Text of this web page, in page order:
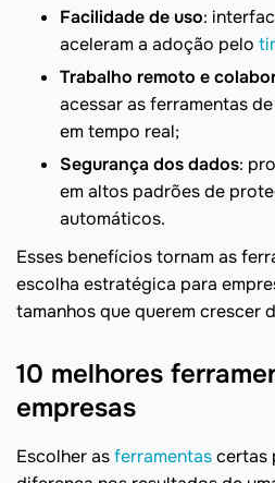
Facilidade de uso:
aceleram a adoção pelo
Trabalho remoto e
acessar as ferramentas
em tempo real;
Segurança dos dados:
em altos padrões de
automáticos.
Esses benefícios tornam as
escolha estratégica para
tamanhos que querem crescer
10 melhores
empresas
Escolher asferramentascertas